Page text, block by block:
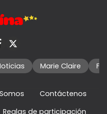
Marie Claire
Contáctenos
Reglas de participación